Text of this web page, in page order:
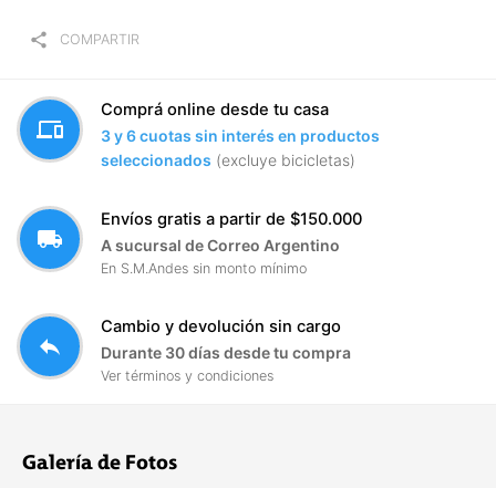
share COMPARTIR
devices
Comprá online desde tu casa
3 y 6 cuotas sin interés en productos
seleccionados (excluye bicicletas)
local_shipping
Envíos gratis a partir de $150.000
A sucursal de Correo Argentino
En S.M.Andes sin monto mínimo
reply
Cambio y devolución sin cargo
Durante 30 días desde tu compra
Ver términos y condiciones
Galería de Fotos